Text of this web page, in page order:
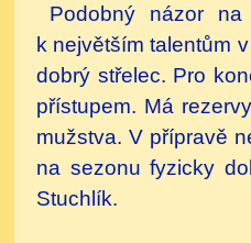
Podobný názor
k největším talentům
dobrý střelec. Pro
přístupem. Má
mužstva. V přípravě
na sezonu fyzicky
Stuchlík.